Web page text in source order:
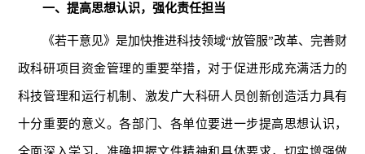
一、提高思想认识，强化责任担当
《若干意见》是加快推进科技领域“放管服”改革、完善财
政科研项目资金管理的重要举措，对于促进形成充满活力的
科技管理和运行机制、激发广大科研人员创新创造活力具有
十分重要的意义。各部门、各单位要进一步提高思想认识，